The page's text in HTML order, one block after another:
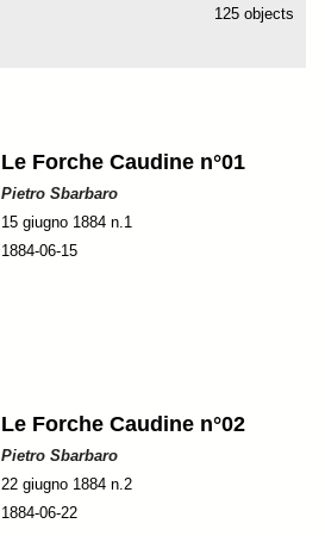
125 objects
Le Forche Caudine n°01
Pietro Sbarbaro
15 giugno 1884 n.1
1884-06-15
Le Forche Caudine n°02
Pietro Sbarbaro
22 giugno 1884 n.2
1884-06-22